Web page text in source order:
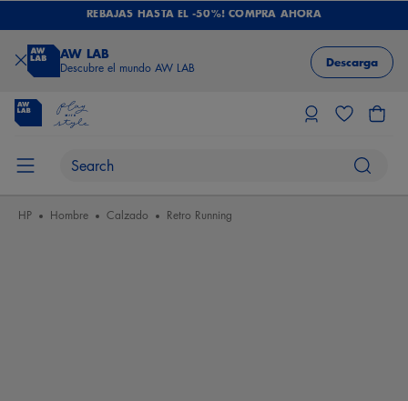
REBAJAS HASTA EL -50%! COMPRA AHORA
AW LAB
Descubre el mundo AW LAB Descarga
HP Hombre Calzado Retro Running